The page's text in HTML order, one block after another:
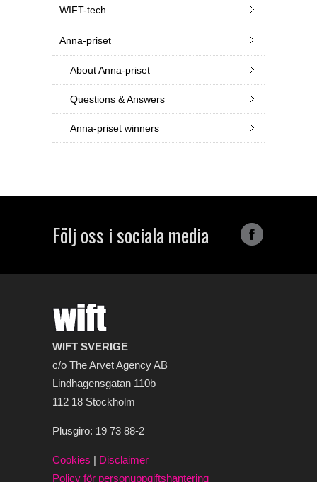
WIFT-tech
Anna-priset
About Anna-priset
Questions & Answers
Anna-priset winners
Följ oss i sociala media
WIFT SVERIGE
c/o The Arvet Agency AB
Lindhagensgatan 110b
112 18 Stockholm
Plusgiro: 19 73 88-2
Cookies | Disclaimer
Policy för personuppgiftshantering